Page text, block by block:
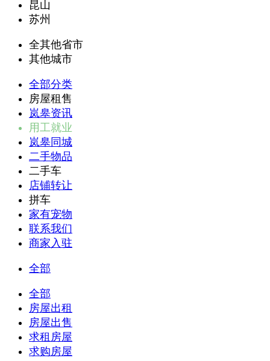
昆山
苏州
全其他省市
其他城市
全部分类
房屋租售
岚皋资讯
用工就业
岚皋同城
二手物品
二手车
店铺转让
拼车
家有宠物
联系我们
商家入驻
全部
全部
房屋出租
房屋出售
求租房屋
求购房屋